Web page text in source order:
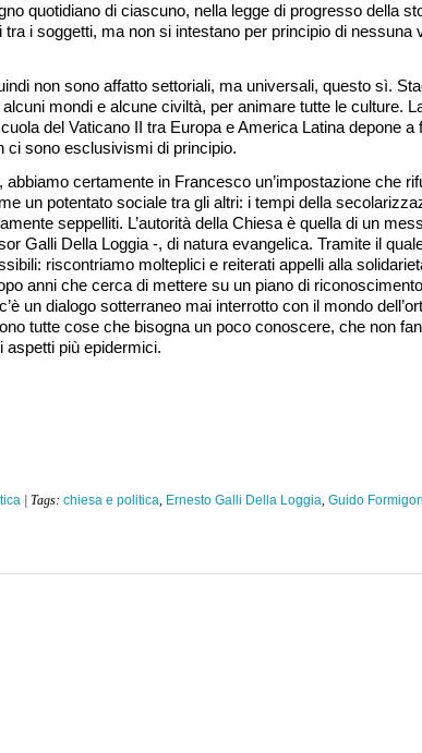
quotidiano di ciascuno, nella legge di progresso della
i soggetti, ma non si intestano per principio di nessuna
non sono affatto settoriali, ma universali, questo sì.
mondi e alcune civiltà, per animare tutte le culture.
del Vaticano II tra Europa e America Latina depone a
ci sono esclusivismi di principio.
certamente in Francesco un’impostazione che
un potentato sociale tra gli altri: i tempi della
seppelliti. L’autorità della Chiesa è quella di un
Galli Della Loggia -, di natura evangelica. Tramite il
riscontriamo molteplici e reiterati appelli alla
anni che cerca di mettere su un piano di
un dialogo sotterraneo mai interrotto con il mondo
tutte cose che bisogna un poco conoscere, che non
aspetti più epidermici.
| Tags: chiesa e politica, Ernesto Galli Della Loggia, Guido